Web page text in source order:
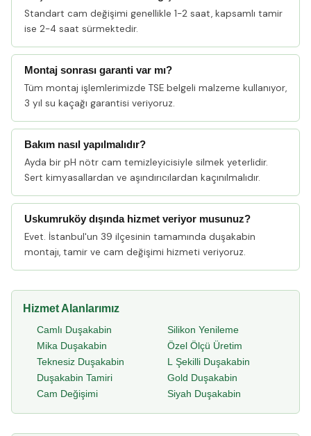
Standart cam değişimi genellikle 1-2 saat, kapsamlı tamir
ise 2-4 saat sürmektedir.
Montaj sonrası garanti var mı?
Tüm montaj işlemlerimizde TSE belgeli malzeme kullanıyor,
3 yıl su kaçağı garantisi veriyoruz.
Bakım nasıl yapılmalıdır?
Ayda bir pH nötr cam temizleyicisiyle silmek yeterlidir.
Sert kimyasallardan ve aşındırıcılardan kaçınılmalıdır.
Uskumruköy dışında hizmet veriyor musunuz?
Evet. İstanbul'un 39 ilçesinin tamamında duşakabin
montajı, tamir ve cam değişimi hizmeti veriyoruz.
Hizmet Alanlarımız
Camlı Duşakabin
Mika Duşakabin
Teknesiz Duşakabin
Duşakabin Tamiri
Cam Değişimi
Silikon Yenileme
Özel Ölçü Üretim
L Şekilli Duşakabin
Gold Duşakabin
Siyah Duşakabin